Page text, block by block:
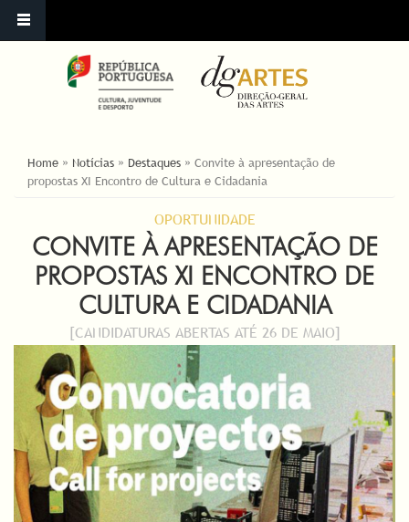
YOU ARE HERE
Home » Notícias » Destaques » Convite à apresentação de
propostas XI Encontro de Cultura e Cidadania
OPORTUNIDADE
CONVITE À APRESENTAÇÃO DE
PROPOSTAS XI ENCONTRO DE
CULTURA E CIDADANIA
[CANDIDATURAS ABERTAS ATÉ 26 DE MAIO]